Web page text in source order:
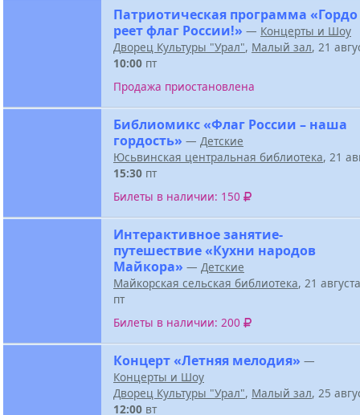
Патриотическая программа «Гордо
реет флаг России!» — Концерты и Шоу
Дворец Культуры "Урал", Малый зал, 21
10:00 пт
Продажа приостановлена
Библиомикс «Флаг России – наша
гордость» — Детские
Юсьвинская центральная библиотека, 21
15:30 пт
Билеты в наличии: 150
Интерактивное занятие-
путешествие «Кухни народов
Майкора» — Детские
Майкорская сельская библиотека, 21
пт
Билеты в наличии: 200
Концерт «Летняя мелодия» —
Концерты и Шоу
Дворец Культуры "Урал", Малый зал, 25
12:00 вт